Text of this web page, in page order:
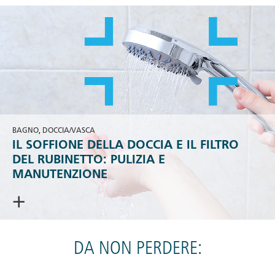
BAGNO, DOCCIA/VASCA
IL SOFFIONE DELLA DOCCIA E IL FILTRO
DEL RUBINETTO: PULIZIA E
MANUTENZIONE
> CONTINUA A LEGGERE <
DA NON PERDERE: